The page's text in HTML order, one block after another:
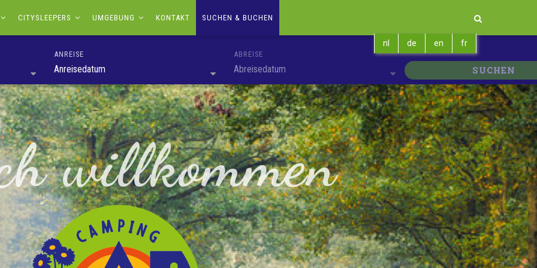
CITYSLEEPERS UMGEBUNG KONTAKT SUCHEN & BUCHEN
nl de en fr
ANREISE
Anreisedatum
ABREISE
Abreisedatum SUCHEN
willkommen